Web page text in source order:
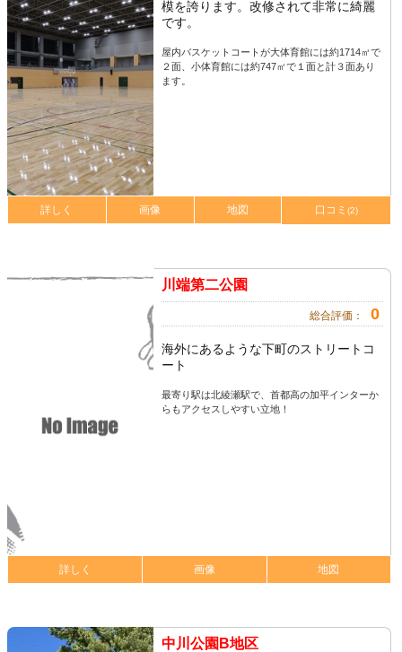
模を誇ります。改修されて非常に綺麗
です。
屋内バスケットコートが大体育館には約1714㎡で
２面、小体育館には約747㎡で１面と計３面あり
ます。
詳しく 画像 地図 口コミ (2)
川端第二公園
総合評価： 0
海外にあるような下町のストリートコ
ート
最寄り駅は北綾瀬駅で、首都高の加平インターか
らもアクセスしやすい立地！
詳しく 画像 地図
中川公園B地区